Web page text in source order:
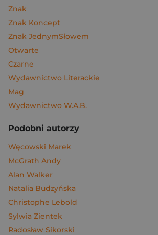
Znak
Znak Koncept
Znak JednymSłowem
Otwarte
Czarne
Wydawnictwo Literackie
Mag
Wydawnictwo W.A.B.
Podobni autorzy
Węcowski Marek
McGrath Andy
Alan Walker
Natalia Budzyńska
Christophe Lebold
Sylwia Zientek
Radosław Sikorski